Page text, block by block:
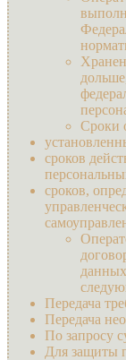
Сроки
сроков
сроков,
Передача
Передача
По запросу
Для защиты